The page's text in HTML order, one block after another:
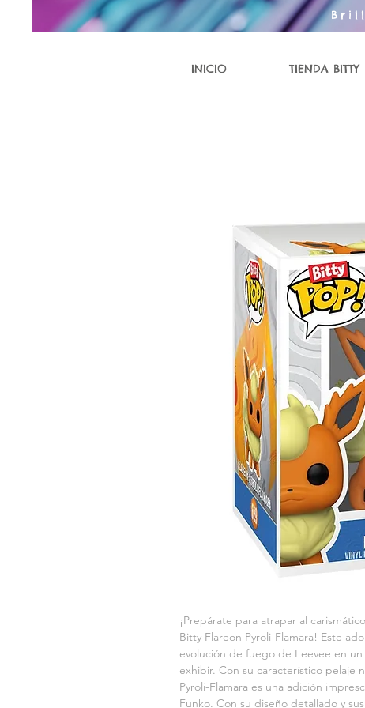
INICIO TIENDA BITTY
¡Prepárate para atrapar al
Bitty Flareon Pyroli-Flamara! Este
evolución de fuego de Eeevee en
exhibir. Con su característico pelaje
Pyroli-Flamara es una adición
Funko. Con su diseño detallado y